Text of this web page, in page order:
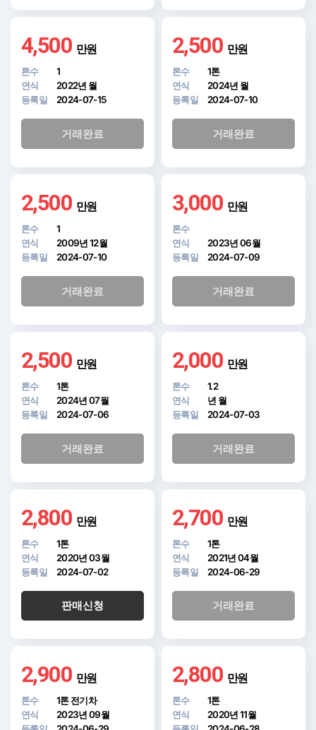
4,500 만원
톤수
1
연식
2022년 월
등록일
2024-07-15
거래완료
2,500 만원
톤수
1톤
연식
2024년 월
등록일
2024-07-10
거래완료
2,500 만원
톤수
1
연식
2009년 12월
등록일
2024-07-10
거래완료
3,000 만원
톤수
연식
2023년 06월
등록일
2024-07-09
거래완료
2,500 만원
톤수
1톤
연식
2024년 07월
등록일
2024-07-06
거래완료
2,000 만원
톤수
1.2
연식
년 월
등록일
2024-07-03
거래완료
2,800 만원
톤수
1톤
연식
2020년 03월
등록일
2024-07-02
판매신청
2,700 만원
톤수
1톤
연식
2021년 04월
등록일
2024-06-29
거래완료
2,900 만원
톤수
1톤 전기차
연식
2023년 09월
2,800 만원
톤수
1톤
연식
2020년 11월